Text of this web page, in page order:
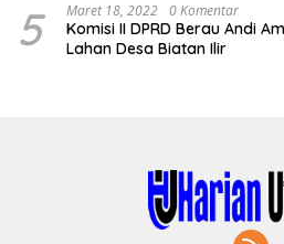
5 Maret 18, 2022 0 Komentar
Komisi II DPRD Berau Andi
Lahan Desa Biatan Ilir